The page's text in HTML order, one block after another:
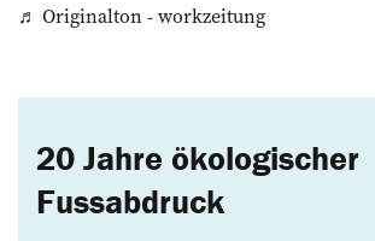
♬ Originalton - workzeitung
20 Jahre ökologischer
Fussabdruck